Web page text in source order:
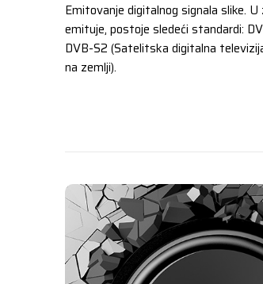
Emitovanje digitalnog signala slike.
emituje, postoje sledeći standardi:
DVB-S2 (Satelitska digitalna
na zemlji).